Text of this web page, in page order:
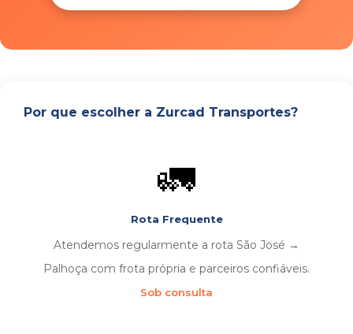
Por que escolher a Zurcad Transportes?
🚛
Rota Frequente
Atendemos regularmente a rota São José →
Palhoça com frota própria e parceiros confiáveis.
Sob consulta